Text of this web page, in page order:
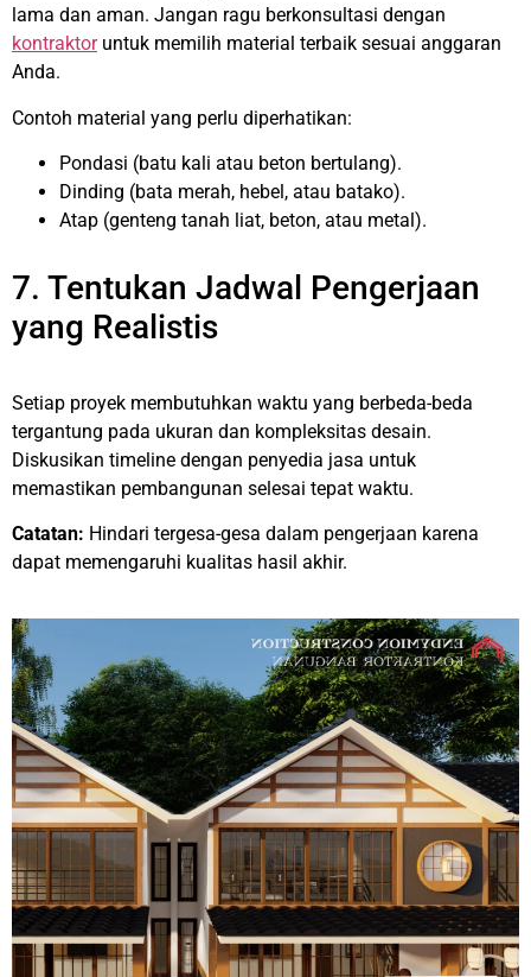
lama dan aman. Jangan ragu berkonsultasi dengan
kontraktoruntuk memilih material terbaik sesuai anggaran
Anda.
Contoh material yang perlu diperhatikan:
Pondasi (batu kali atau beton bertulang).
Dinding (bata merah, hebel, atau batako).
Atap (genteng tanah liat, beton, atau metal).
7. Tentukan Jadwal Pengerjaan
yang Realistis
Setiap proyek membutuhkan waktu yang berbeda-beda
tergantung pada ukuran dan kompleksitas desain.
Diskusikan timeline dengan penyedia jasa untuk
memastikan pembangunan selesai tepat waktu.
Catatan: Hindari tergesa-gesa dalam pengerjaan karena
dapat memengaruhi kualitas hasil akhir.